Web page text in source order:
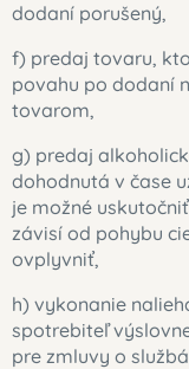
dodaní porušený,
f) predaj tovaru,
povahu po dodaní
tovarom,
g) predaj
dohodnutá v čase
je možné
závisí od pohybu
ovplyvniť,
h) vykonanie
spotrebiteľ
pre zmluvy o